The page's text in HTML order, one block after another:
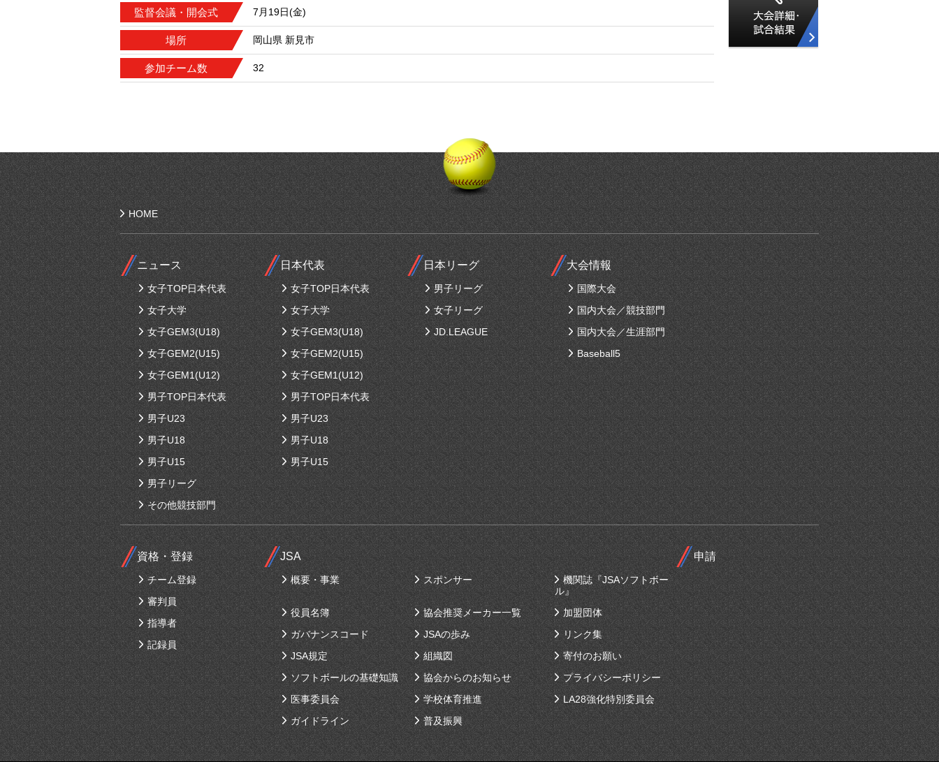
監督会議・開会式 7月19日(金)
場所 岡山県 新見市
参加チーム数 32
HOME
ニュース
女子TOP日本代表
女子大学
女子GEM3(U18)
女子GEM2(U15)
女子GEM1(U12)
男子TOP日本代表
男子U23
男子U18
男子U15
男子リーグ
その他競技部門
日本代表
女子TOP日本代表
女子大学
女子GEM3(U18)
女子GEM2(U15)
女子GEM1(U12)
男子TOP日本代表
男子U23
男子U18
男子U15
日本リーグ
男子リーグ
女子リーグ
JD.LEAGUE
大会情報
国際大会
国内大会／競技部門
国内大会／生涯部門
Baseball5
資格・登録
チーム登録
審判員
指導者
記録員
JSA
概要・事業 スポンサー
機関誌『JSAソフトボー
ル』
役員名簿
協会推奨メーカー一覧
加盟団体
ガバナンスコード
JSAの歩み
リンク集
JSA規定
組織図
寄付のお願い
ソフトボールの基礎知識
協会からのお知らせ
プライバシーポリシー
医事委員会
学校体育推進
LA28強化特別委員会
ガイドライン
普及振興
申請